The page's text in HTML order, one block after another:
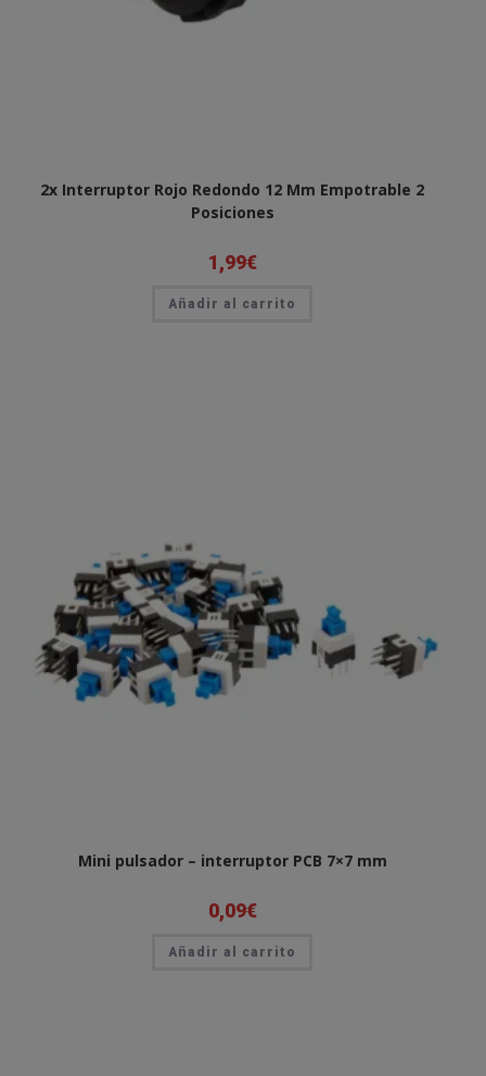
2x Interruptor Rojo Redondo 12 Mm Empotrable 2
Posiciones
1,99€
Añadir al carrito
Mini pulsador – interruptor PCB 7×7 mm
0,09€
Añadir al carrito